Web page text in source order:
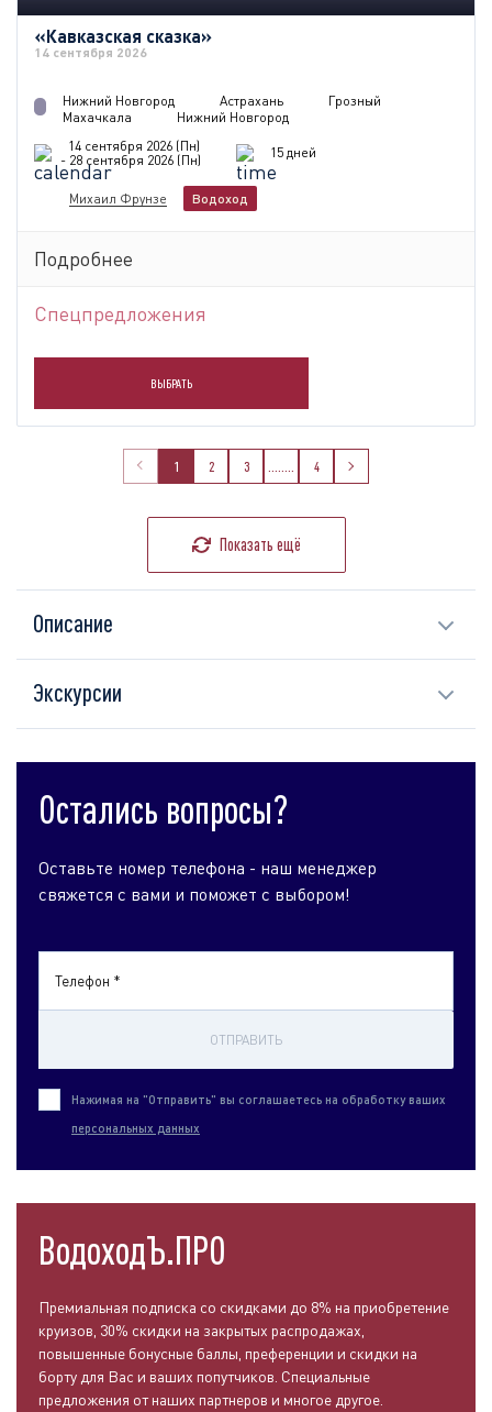
«Кавказская сказка»
14 сентября 2026
Нижний Новгород Астрахань
Грозный
Махачкала
Нижний Новгород
14 сентября 2026 (Пн)
- 28 сентября 2026 (Пн)
15 дней
Михаил Фрунзе Водоход
Подробнее
Спецпредложения
ВЫБРАТЬ
1 2 3 4
Показать ещё
Описание
Экскурсии
Остались вопросы?
Оставьте номер телефона - наш менеджер
свяжется с вами и поможет с выбором!
Телефон *
ОТПРАВИТЬ
Нажимая на "Отправить" вы соглашаетесь на обработку ваших
персональных данных
ВодоходЪ.ПРО
Премиальная подписка со скидками до 8% на приобретение
круизов, 30% скидки на закрытых распродажах,
повышенные бонусные баллы, преференции и скидки на
борту для Вас и ваших попутчиков. Специальные
предложения от наших партнеров и многое другое.